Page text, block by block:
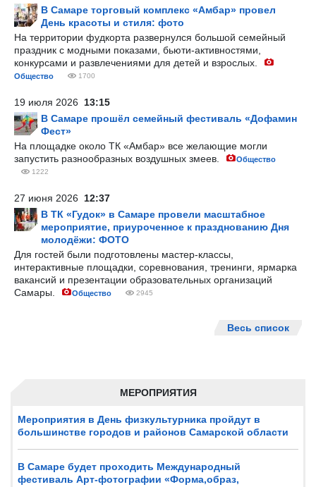
МЕРОПРИЯТИЯ
Мероприятия в День физкультурника пройдут в
большинстве городов и районов Самарской области
В Самаре будет проходить Международный
фестиваль Арт-фотографии «Форма,образ,
В Самаре торговый комплекс «Амбар» провел
День красоты и стиля: фото
На территории фудкорта развернулся большой семейный
праздник с модными показами, бьюти-активностями,
конкурсами и развлечениями для детей и взрослых.
Общество 1700
19 июля 2026 13:15
В Самаре прошёл семейный фестиваль «Дофамин
Фест»
На площадке около ТК «Амбар» все желающие могли
запустить разнообразных воздушных змеев.
Общество
1222
27 июня 2026 12:37
В ТК «Гудок» в Самаре провели масштабное
мероприятие, приуроченное к празднованию Дня
молодёжи: ФОТО
Для гостей были подготовлены мастер-классы,
интерактивные площадки, соревнования, тренинги, ярмарка
вакансий и презентации образовательных организаций
Самары.
Общество 2945
Весь список